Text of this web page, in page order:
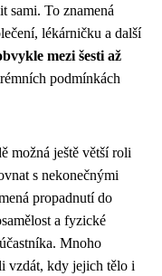
sami. To znamená
lékárničku a další
mezi šesti až
podmínkách
možná ještě větší roli
s nekonečnými
propadnutí do
a fyzické
Mnoho
vzdát, kdy jejich tělo i